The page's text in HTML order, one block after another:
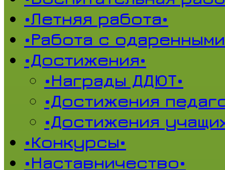
•Летняя работа•
•Работа с
•Достижения•
•Награды ДДЮТ•
•Достижения
•Достижения
•Конкурсы•
•Наставничество•